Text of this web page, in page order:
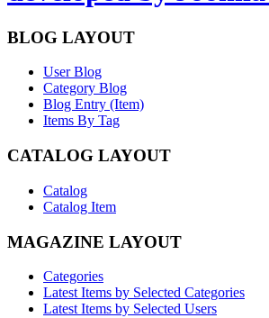
BLOG LAYOUT
User Blog
Category Blog
Blog Entry (Item)
Items By Tag
CATALOG LAYOUT
Catalog
Catalog Item
MAGAZINE LAYOUT
Categories
Latest Items by Selected Categories
Latest Items by Selected Users